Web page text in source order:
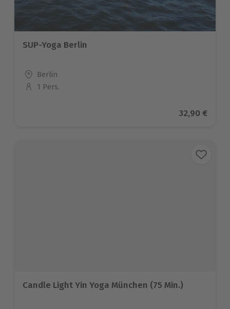
SUP-Yoga Berlin
Standort
Berlin
Anzahl der Teilnehmer
1 Pers.
Aktueller
32,90 €
Candle Light Yin Yoga München (75 Min.)